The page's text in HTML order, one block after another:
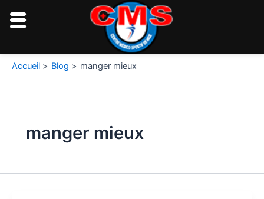
Accueil Blog manger mieux
manger mieux